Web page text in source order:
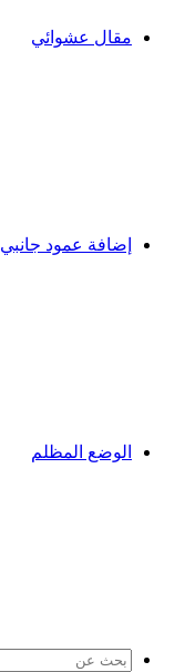
مقال عشوائي
إضافة عمود جانبي
الوضع المظلم